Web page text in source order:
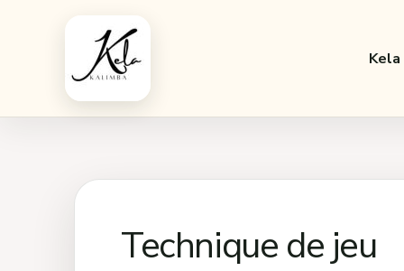
Kela
Technique de jeu